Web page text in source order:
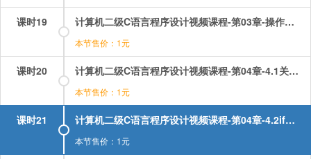
课时19 计算机二级C语言程序设计视频课程-第03章-操作：顺序结构选择题讲解（3）.mp4
本节售价：1元
课时20 计算机二级C语言程序设计视频课程-第04章-4.1关系运算和逻辑运算.mp4
本节售价：1元
课时21 计算机二级C语言程序设计视频课程-第04章-4.2if语句和用if语句构成的选择结构.mp4
本节售价：1元